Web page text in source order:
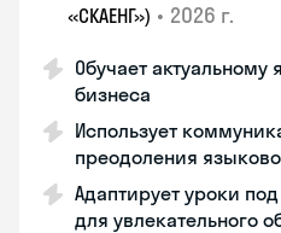
«СКАЕНГ») • 2026 г.
Обучает
бизнеса
Использует
преодоления
Адаптирует уроки
для увлекательного